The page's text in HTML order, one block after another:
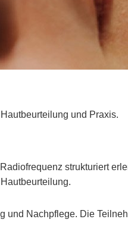
und Praxis.
strukturiert
Nachpflege. Die